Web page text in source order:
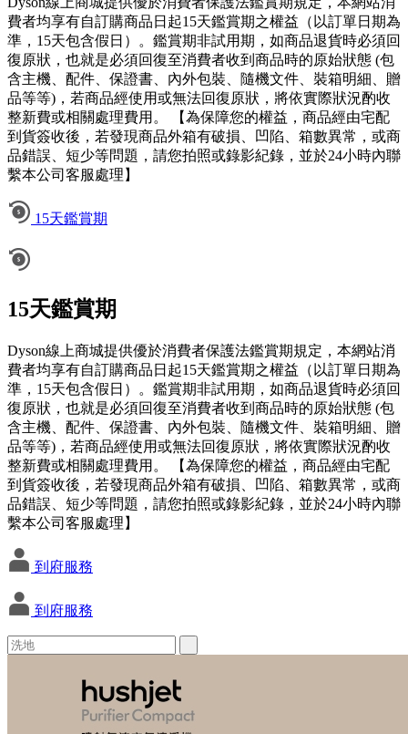
費者均享有自訂購商品日起15天鑑賞期之權益（以訂單日期為
準，15天包含假日）。鑑賞期非試用期，如商品退貨時必須回
復原狀，也就是必須回復至消費者收到商品時的原始狀態 (包
含主機、配件、保證書、內外包裝、隨機文件、裝箱明細、贈
品等等)，若商品經使用或無法回復原狀，將依實際狀況酌收
整新費或相關處理費用。 【為保障您的權益，商品經由宅配
到貨簽收後，若發現商品外箱有破損、凹陷、箱數異常，或商
品錯誤、短少等問題，請您拍照或錄影紀錄，並於24小時內聯
繫本公司客服處理】
15天鑑賞期
15天鑑賞期
Dyson線上商城提供優於消費者保護法鑑賞期規定，本網站消
費者均享有自訂購商品日起15天鑑賞期之權益（以訂單日期為
準，15天包含假日）。鑑賞期非試用期，如商品退貨時必須回
復原狀，也就是必須回復至消費者收到商品時的原始狀態 (包
含主機、配件、保證書、內外包裝、隨機文件、裝箱明細、贈
品等等)，若商品經使用或無法回復原狀，將依實際狀況酌收
整新費或相關處理費用。 【為保障您的權益，商品經由宅配
到貨簽收後，若發現商品外箱有破損、凹陷、箱數異常，或商
品錯誤、短少等問題，請您拍照或錄影紀錄，並於24小時內聯
繫本公司客服處理】
到府服務
到府服務